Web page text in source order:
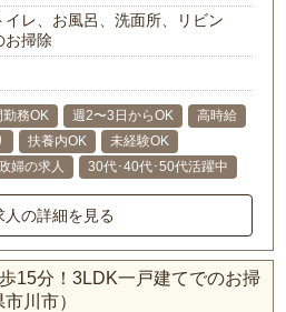
イレ、お風呂、洗面所、リビン
お掃除
勤務OK 週2〜3日からOK
高時給
扶養内OK
未経験OK
婦の求人 30代･40代･50代活躍中
人の詳細を見る
15分！3LDK一戸建てでのお掃
川市）